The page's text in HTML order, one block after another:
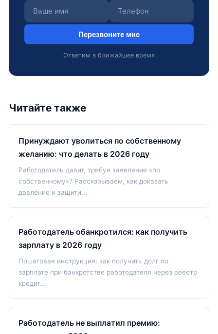
Перезвоните мне
Ответим в ближайшее время
Читайте также
Принуждают уволиться по собственному
желанию: что делать в 2026 году
Работодатель давит, требуя заявление «по
собственному»? Рассказываем, как доказать
давление и защити...
Работодатель обанкротился: как получить
зарплату в 2026 году
Пошаговая инструкция: как получить долг по
зарплате при банкротстве работодателя через реестр
кредит...
Работодатель не выплатил премию: